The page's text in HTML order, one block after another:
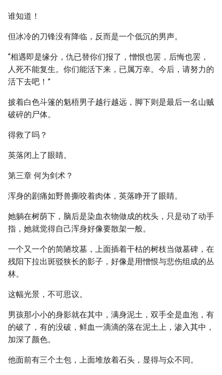
谁知道！
但冰冷的刀锋没有降临，反而是一个低沉的男声。
“相遇即是缘分，仇已替你们报了，憎恨也罢，后悔也罢，
人死不能复生。你们能活下来，已属万幸。今后，请努力的
活下去吧！”
披着白色斗篷的魁梧男子越行越远，脚下则是最后一名山贼
破碎的尸体。
得救了吗？
英落闭上了眼睛。
第三章 何为剑术？
浑身的剧痛如野兽撕咬着肉体，英落睁开了眼睛。
她躺在树荫下，脑后是染血衣物做成的枕头，只是动了动手
指，她就觉得自己浑身好像要散架一般。
一个又一个的简陋坟墓，上面插着干枯的树枝当做墓碑，在
残阳下拉出斑驳狭长的影子，好像是用憎恨与悲伤组成的丛
林。
这幅光景，不可思议。
男孩那小小的身影就在其中，满身泥土，双手全是血泡，有
的破了，有的没破，鲜血一滴滴的落在泥土上，渗入其中，
加深了颜色。
他面前有三个土包，上面堆放着石头，显得与众不同。